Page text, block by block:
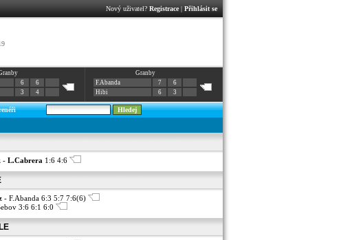
Nový uživatel? Registrace| Přihlásit se
6
6
3 4
Granby
F.Abanda
7
6
Hibi
6 3
- L.Cabrera 1:6 4:6
- F.Abanda 6:3 5:7 7:6(6)
3:6 6:1 6:0